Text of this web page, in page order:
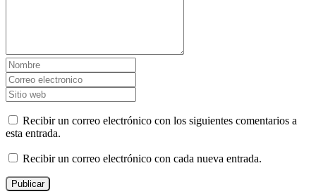
Recibir un correo electrónico con los siguientes comentarios a
esta entrada.
Recibir un correo electrónico con cada nueva entrada.